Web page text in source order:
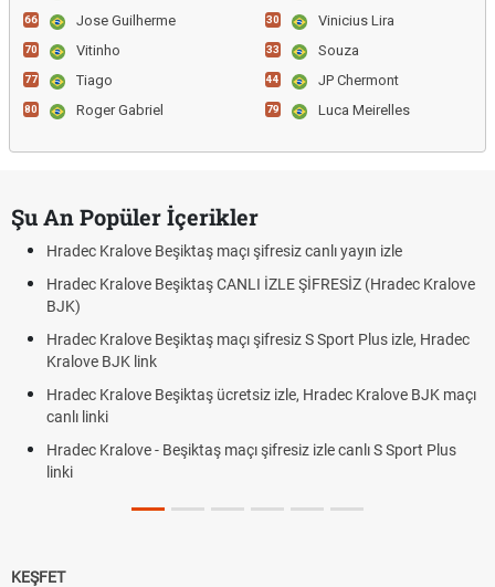
66 Jose Guilherme
70 Vitinho
77 Tiago
80 Roger Gabriel
30 Vinicius Lira
33 Souza
44 JP Chermont
79 Luca Meirelles
Şu An Popüler İçerikler
Hradec Kralove Beşiktaş maçı şifresiz canlı yayın izle
Hradec Kralove Beşiktaş CANLI İZLE ŞİFRESİZ (Hradec Kralove
BJK)
Hradec Kralove Beşiktaş maçı şifresiz S Sport Plus izle, Hradec
Kralove BJK link
Hradec Kralove Beşiktaş ücretsiz izle, Hradec Kralove BJK maçı
canlı linki
Hradec Kralove - Beşiktaş maçı şifresiz izle canlı S Sport Plus
linki
KEŞFET